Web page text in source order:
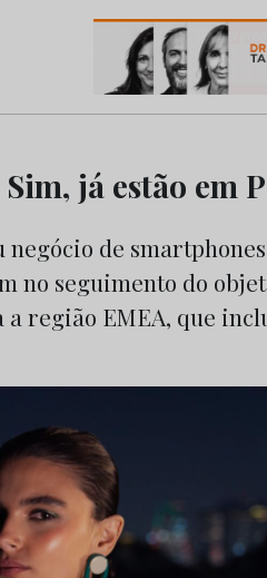
já estão em
negócio de
no seguimento do
região EMEA, que